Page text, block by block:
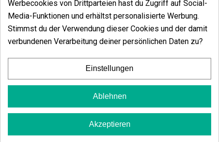
In den Warenkorb
Werbecookies von Drittparteien hast du Zugriff auf Social-
Media-Funktionen und erhältst personalisierte Werbung.
Stimmst du der Verwendung dieser Cookies und der damit
verbundenen Verarbeitung deiner persönlichen Daten zu?
Einstellungen
Ablehnen
Akzeptieren